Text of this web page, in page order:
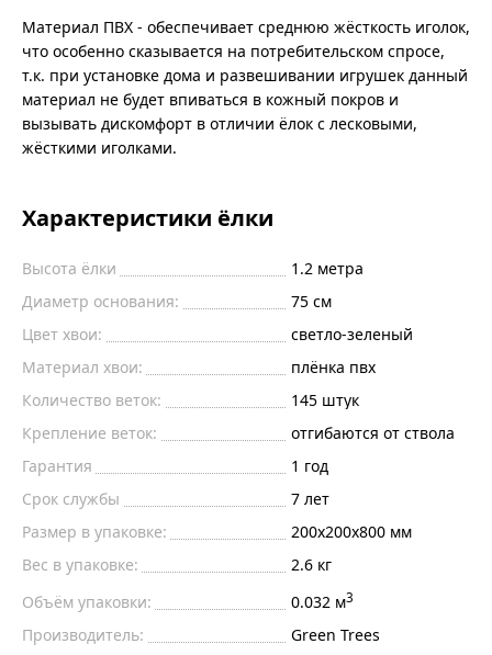
Материал ПВХ - обеспечивает среднюю жёсткость иголок,
что особенно сказывается на потребительском спросе,
т.к. при установке дома и развешивании игрушек данный
материал не будет впиваться в кожный покров и
вызывать дискомфорт в отличии ёлок с лесковыми,
жёсткими иголками.
Характеристики ёлки
Высота ёлки 1.2 метра
Диаметр основания:
75 см
Цвет хвои:
светло-зеленый
Материал хвои:
плёнка пвх
Количество веток:
145 штук
Крепление веток:
отгибаются от ствола
Гарантия
1 год
Срок службы
7 лет
Размер в упаковке:
200х200х800 мм
Вес в упаковке:
2.6 кг
Объём упаковки:
0.032 м3
Производитель:
Green Trees